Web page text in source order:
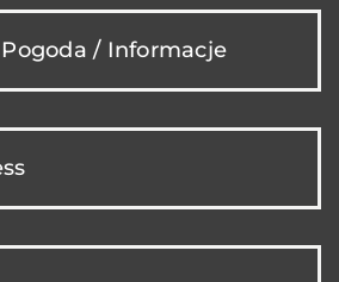
/ Informacje